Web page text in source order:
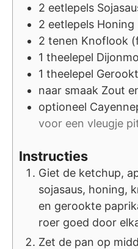
2 eetlepels
2 eetlepels Honing
2 tenen Knoflook
1 theelepel
1 theelepel
naar smaak Zout
optioneel
voor een vleugje
Instructies
Giet de ketchup,
sojasaus, honing,
en gerookte
roer goed door
Zet de pan op